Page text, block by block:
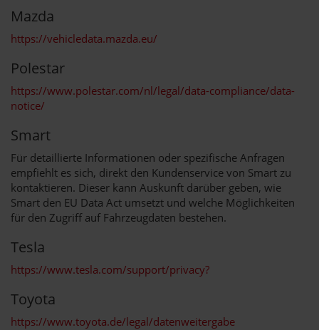
Mazda
https://vehicledata.mazda.eu/
Polestar
https://www.polestar.com/nl/legal/data-compliance/data-
notice/
Smart
Für detaillierte Informationen oder spezifische Anfragen
empfiehlt es sich, direkt den Kundenservice von Smart zu
kontaktieren. Dieser kann Auskunft darüber geben, wie
Smart den EU Data Act umsetzt und welche Möglichkeiten
für den Zugriff auf Fahrzeugdaten bestehen.
Tesla
https://www.tesla.com/support/privacy?
Toyota
https://www.toyota.de/legal/datenweitergabe